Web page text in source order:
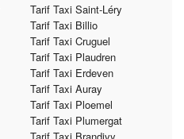
Tarif Taxi Saint-Léry
Tarif Taxi Billio
Tarif Taxi Cruguel
Tarif Taxi Plaudren
Tarif Taxi Erdeven
Tarif Taxi Auray
Tarif Taxi Ploemel
Tarif Taxi Plumergat